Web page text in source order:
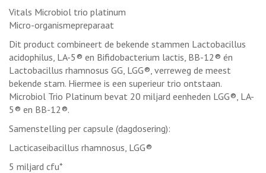
Vitals Microbiol trio platinum
Micro-organismepreparaat
Dit product combineert de bekende stammen Lactobacillus
acidophilus, LA-5® en Bifidobacterium lactis, BB-12® én
Lactobacillus rhamnosus GG, LGG®, verreweg de meest
bekende stam. Hiermee is een superieur trio ontstaan.
Microbiol Trio Platinum bevat 20 miljard eenheden LGG®, LA-
5® en BB-12®.
Samenstelling per capsule (dagdosering):
Lacticaseibacillus rhamnosus, LGG®
5 miljard cfu*